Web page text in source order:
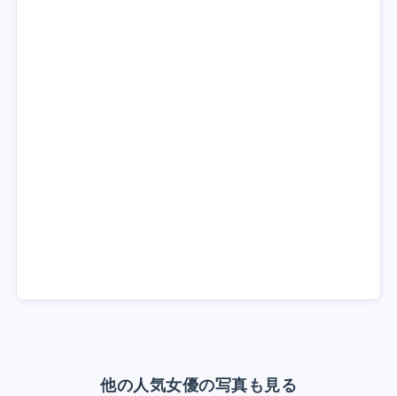
他の人気女優の写真も見る